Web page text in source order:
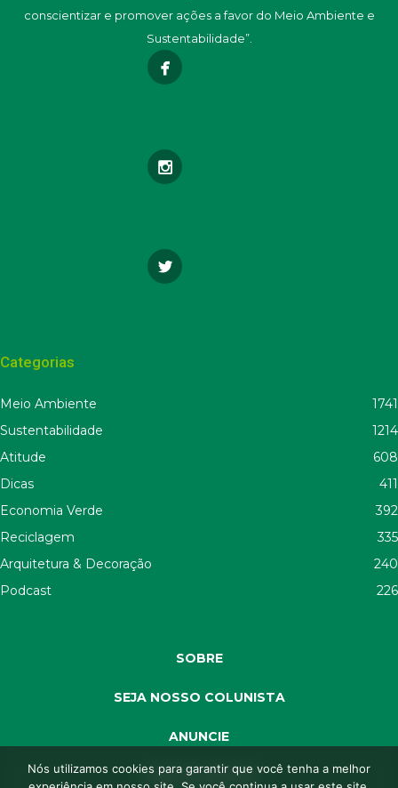
conscientizar e promover ações a favor do Meio Ambiente e
Sustentabilidade”.
Categorias
Meio Ambiente
1741
Sustentabilidade
1214
Atitude
608
Dicas
411
Economia Verde
392
Reciclagem
335
Arquitetura & Decoração
240
Podcast
226
SOBRE
SEJA NOSSO COLUNISTA
ANUNCIE
SEJA APOIADOR
Nós utilizamos cookies para garantir que você tenha a melhor